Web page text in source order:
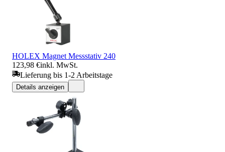
HOLEX Magnet Messstativ 240
123,98 €inkl. MwSt.
Lieferung bis 1-2 Arbeitstage
Details anzeigen